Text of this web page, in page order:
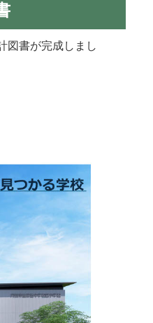
図書が完成しまし